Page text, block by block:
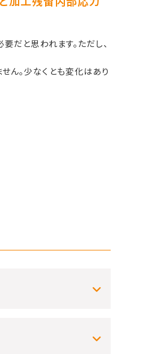
だと思われます。ただし、
ん。少なくとも変化はあり